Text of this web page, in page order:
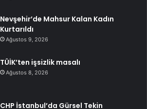
Nevşehir’de Mahsur Kalan Kadın
Kurtarıldı
Ağustos 9, 2026
TÜİK’ten işsizlik masalı
Ağustos 8, 2026
CHP İstanbul’da Gürsel Tekin